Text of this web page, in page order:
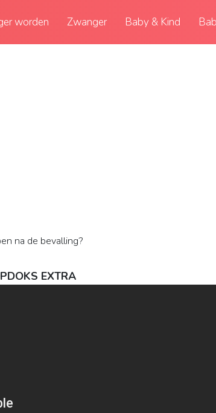
worden Zwanger Baby & Kind
na de bevalling?
EXTRA